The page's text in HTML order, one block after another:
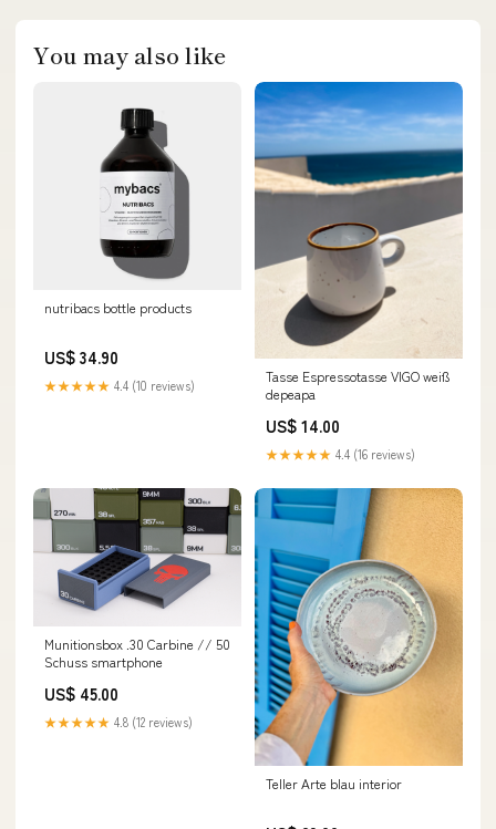
You may also like
nutribacs bottle products
US$ 34.90
★★★★★ 4.4 (10 reviews)
Tasse Espressotasse VIGO weiß
depeapa
US$ 14.00
★★★★★ 4.4 (16 reviews)
Munitionsbox .30 Carbine // 50
Schuss smartphone
US$ 45.00
★★★★★ 4.8 (12 reviews)
Teller Arte blau interior